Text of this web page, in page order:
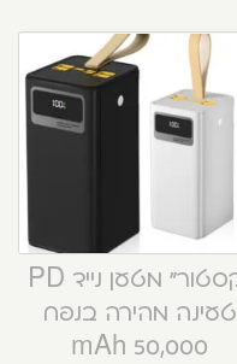
“קסטור” מטען נייד PD
טעינה מהירה בנפח
50,000 mAh